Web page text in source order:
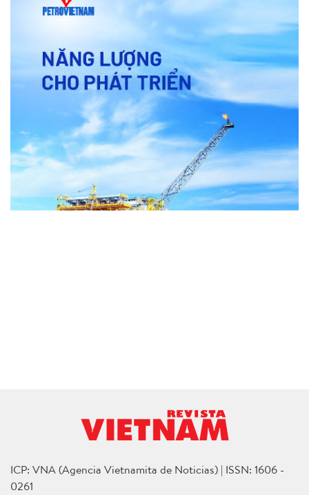
ICP: VNA (Agencia Vietnamita de Noticias) | ISSN: 1606 -
0261